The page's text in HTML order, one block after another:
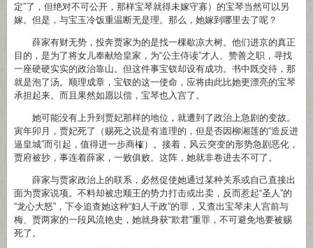
定”了，但绝对不可公开，那样宝琴就得未嫁守寡）的宝琴当然可以另
嫁。但是，与宝玉冷饭重温断无是理。那么，她嫁到哪里去了呢？
薛家有财无势，投奔贾家为的是找一棵歇凉大树。他们进京的真正
目的，是为了将女儿奉献给皇家，为“公主侍读”才人、赞善之职，寻找
一座硬硬实实的政治靠山。但这件事宝钗却设有成功。书中既交待，那
就是泡了汤。顺理成章，宝钗的这一使命，应将由此比她更漂亮的宝琴
承担起来。而且果然如愿以偿，宝琴也入宫了。
她可能没有上升到贾妃那样的地位，就遭到了政治上急剧的变故。
寅年卯月，贾妃死了（赐死之说是有道理的，但是否因柳湘莲的“造反进
逼皇城”而引起，值得进一步商榷）。接着，风云突变的形势急剧恶化，
贾府被抄，事连着薛家，一败俱败。这阵，她就非卷进去不可了。
薛家与贾家政治上的联系，必然促使她通过某种关系或自己直接出
面为贾家说项。不料却被忠顺王的势力打击或出卖，反而惹起“圣人”的
“龙心大怒”，下令追查她这种“妇人干政”的罪，又查出宝琴未人宫前与
梅、贾两家的一段风流艳史，她就身获“欺君”重罪，不可避免地要被赐
死了。